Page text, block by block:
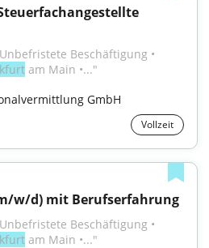
Beschäftigung •
am Main •..."
GmbH
Vollzeit
w/d) mit Berufserfahrung
Beschäftigung •
am Main •..."